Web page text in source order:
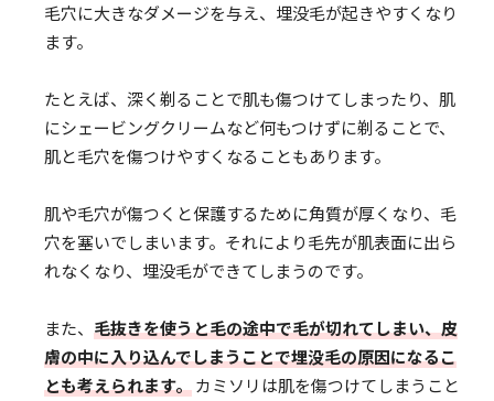
毛穴に大きなダメージを与え、埋没毛が起きやすくなり
ます。
たとえば、深く剃ることで肌も傷つけてしまったり、肌
にシェービングクリームなど何もつけずに剃ることで、
肌と毛穴を傷つけやすくなることもあります。
肌や毛穴が傷つくと保護するために角質が厚くなり、毛
穴を塞いでしまいます。それにより毛先が肌表面に出ら
れなくなり、埋没毛ができてしまうのです。
また、 毛抜きを使うと毛の途中で毛が切れてしまい、皮
膚の中に入り込んでしまうことで埋没毛の原因になるこ
とも考えられます。カミソリは肌を傷つけてしまうこと